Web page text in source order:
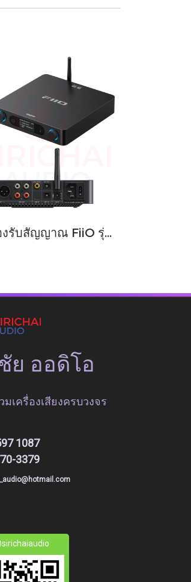
เครื่องรับสัญญาณ FiiO รุ่น BR15 R2R
ย ออดิโอ
มเครื่องเสียงครบวงจร
1087
3379